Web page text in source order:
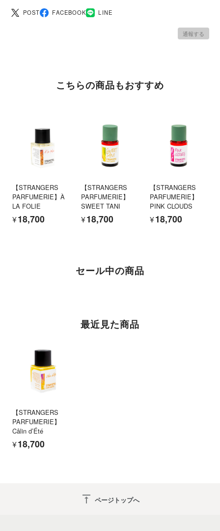
POST FACEBOOK LINE
通報する
こちらの商品もおすすめ
【STRANGERS
PARFUMERIE】À
LA FOLIE
¥18,700
【STRANGERS
PARFUMERIE】
SWEET TANI
¥18,700
【STRANGERS
PARFUMERIE】
PINK CLOUDS
¥18,700
セール中の商品
最近見た商品
【STRANGERS
PARFUMERIE】
Câlin d’Été
¥18,700
vertical_align_top ページトップへ